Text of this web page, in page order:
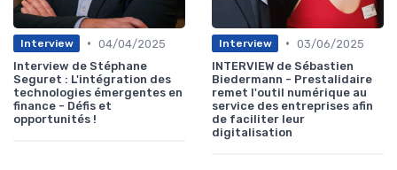
Interview • 04/04/2025
Interview de Stéphane
Seguret : L'intégration des
technologies émergentes en
finance - Défis et
opportunités !
Interview • 03/06/2025
INTERVIEW de Sébastien
Biedermann - Prestalidaire
remet l'outil numérique au
service des entreprises afin
de faciliter leur
digitalisation